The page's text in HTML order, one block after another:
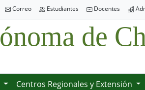
Correo Estudiantes Docentes
de
Centros Regionales y Extensión